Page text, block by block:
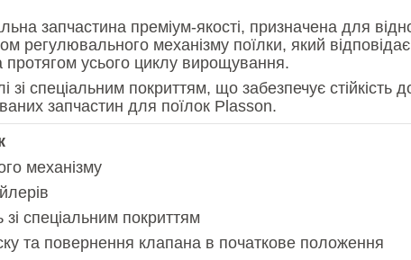
запчастина преміум-якості, призначена для
механізму поїлки, який
усього циклу вирощування.
зі спеціальним покриттям, що забезпечує стійкість
запчастин для поїлок Plasson.
механізму
спеціальним покриттям
та повернення клапана в початкове положення